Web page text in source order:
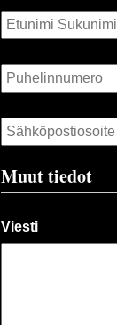
Nimi *
Puhelin *
Sähköposti *
Muut tiedot
Viesti